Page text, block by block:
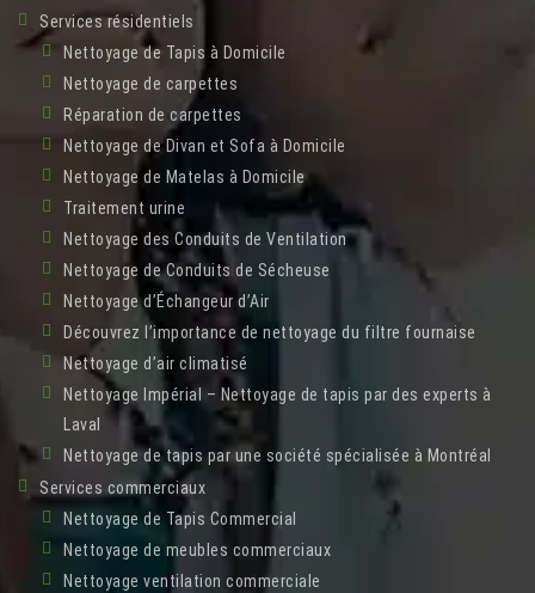
Services résidentiels
Nettoyage de Tapis à Domicile
Nettoyage de carpettes
Réparation de carpettes
Nettoyage de Divan et Sofa à Domicile
Nettoyage de Matelas à Domicile
Traitement urine
Nettoyage des Conduits de Ventilation
Nettoyage de Conduits de Sécheuse
Nettoyage d’Échangeur d’Air
Découvrez l’importance de nettoyage du filtre fournaise
Nettoyage d’air climatisé
Nettoyage Impérial – Nettoyage de tapis par des experts à
Laval
Nettoyage de tapis par une société spécialisée à Montréal
Services commerciaux
Nettoyage de Tapis Commercial
Nettoyage de meubles commerciaux
Nettoyage ventilation commerciale